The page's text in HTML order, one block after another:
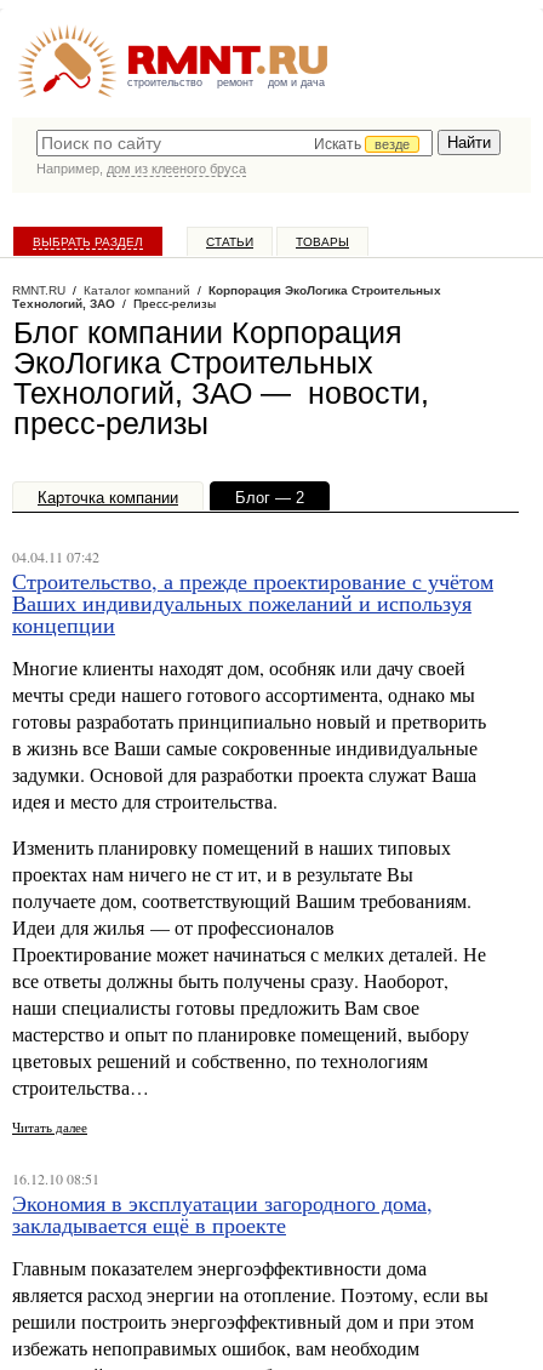
строительство ремонт дом и дача
Искать
везде
Например, дом из клееного бруса
ВЫБРАТЬ РАЗДЕЛ СТАТЬИ ТОВАРЫ
RMNT.RU / Каталог компаний / Корпорация ЭкоЛогика Строительных
Технологий, ЗАО / Пресс-релизы
Блог компании Корпорация
ЭкоЛогика Строительных
Технологий, ЗАО — новости,
пресс-релизы
Карточка компании
Блог — 2
04.04.11 07:42
Строительство, а прежде проектирование с учётом
Ваших индивидуальных пожеланий и используя
концепции
Многие клиенты находят дом, особняк или дачу своей
мечты среди нашего готового ассортимента, однако мы
готовы разработать принципиально новый и претворить
в жизнь все Ваши самые сокровенные индивидуальные
задумки. Основой для разработки проекта служат Ваша
идея и место для строительства.
Изменить планировку помещений в наших типовых
проектах нам ничего не ст ит, и в результате Вы
получаете дом, соответствующий Вашим требованиям.
Идеи для жилья — от профессионалов
Проектирование может начинаться с мелких деталей. Не
все ответы должны быть получены сразу. Наоборот,
наши специалисты готовы предложить Вам свое
мастерство и опыт по планировке помещений, выбору
цветовых решений и собственно, по технологиям
строительства…
Читать далее
16.12.10 08:51
Экономия в эксплуатации загородного дома,
закладывается ещё в проекте
Главным показателем энергоэффективности дома
является расход энергии на отопление. Поэтому, если вы
решили построить энергоэффективный дом и при этом
избежать непоправимых ошибок, вам необходим